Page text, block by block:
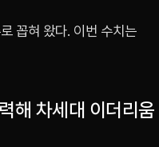
꼽혀 왔다. 이번 수치는
해 차세대 이더리움